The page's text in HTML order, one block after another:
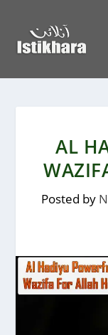
AL
Posted by